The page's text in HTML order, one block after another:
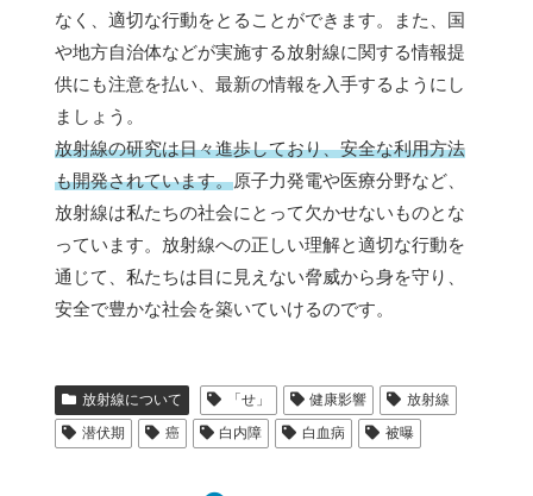
なく、適切な行動をとることができます。また、国
や地方自治体などが実施する放射線に関する情報提
供にも注意を払い、最新の情報を入手するようにし
ましょう。
放射線の研究は日々進歩しており、安全な利用方法
も開発されています。原子力発電や医療分野など、
放射線は私たちの社会にとって欠かせないものとな
っています。放射線への正しい理解と適切な行動を
通じて、私たちは目に見えない脅威から身を守り、
安全で豊かな社会を築いていけるのです。
放射線について 「せ」 健康影響
放射線
潜伏期
癌 白内障 白血病 被曝